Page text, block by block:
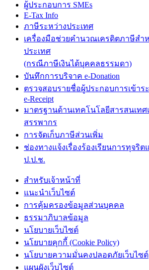
ผู้ประกอบการ SMEs
E-Tax Info
ภาษีระหว่างประเทศ
เครื่องมือช่วยคำนวณเครดิตภาษีสำ
ประเทศ
(กรณีภาษีเงินได้บุคคลธรรมดา)
บันทึกการบริจาค e-Donation
ตรวจสอบรายชื่อผู้ประกอบการเข้าระ
e-Receipt
มาตรฐานด้านเทคโนโลยีสารสนเท
สรรพากร
การจัดเก็บภาษีส่วนเพิ่ม
ช่องทางแจ้งเรื่องร้องเรียนการทุจริ
ป.ป.ช.
สำหรับเจ้าหน้าที่
แนะนำเว็บไซต์
การคุ้มครองข้อมูลส่วนบุคคล
ธรรมาภิบาลข้อมูล
นโยบายเว็บไซต์
นโยบายคุกกี้ (Cookie Policy)
นโยบายความมั่นคงปลอดภัยเว็บไซต์
แผนผังเว็บไซต์